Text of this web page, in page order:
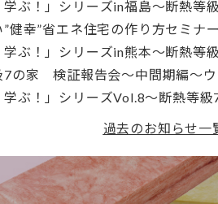
学ぶ！」シリーズin福島～断熱等
健幸”省エネ住宅の作り方セミナ
学ぶ！」シリーズin熊本～断熱等
7の家 検証報告会～中間期編～
学ぶ！」シリーズVol.8～断熱等
過去のお知らせ一